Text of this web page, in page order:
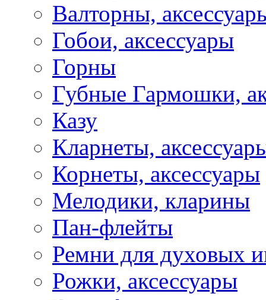
Валторны,
Гобои, аксессуары
Горны
Губные Гармошки,
Казу
Кларнеты,
Корнеты, аксессуары
Мелодики, кларины
Пан-флейты
Ремни для духовых
Рожки, аксессуары